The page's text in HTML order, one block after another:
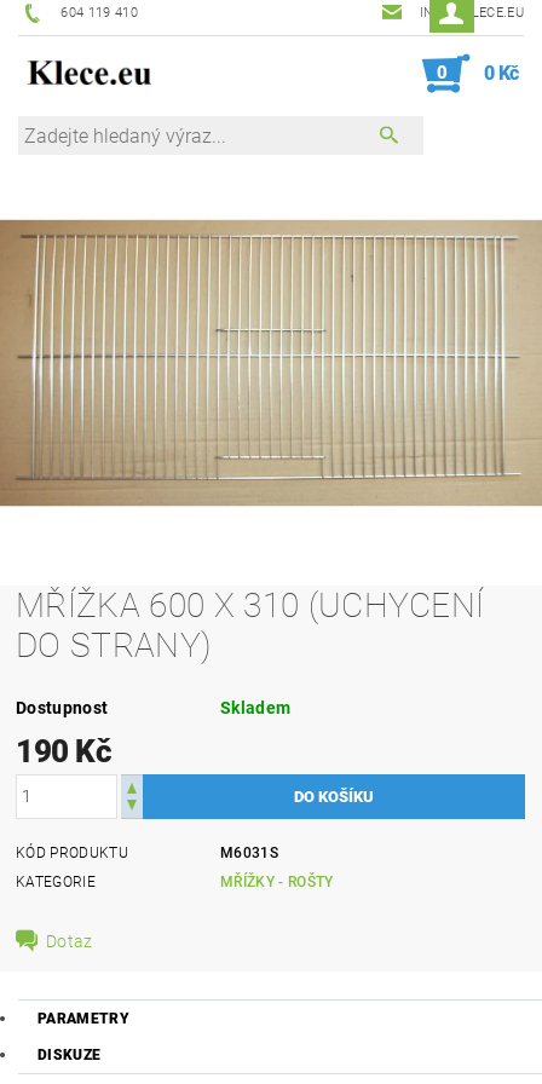
604 119 410 INFO@KLECE.EU
0 0 Kč
MŘÍŽKA 600 X 310 (UCHYCENÍ
DO STRANY)
Dostupnost Skladem
190 Kč
KÓD PRODUKTU
M6031S
KATEGORIE
MŘÍŽKY - ROŠTY
Dotaz
PARAMETRY
DISKUZE